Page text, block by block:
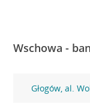
Wschowa -
Głogów, al.